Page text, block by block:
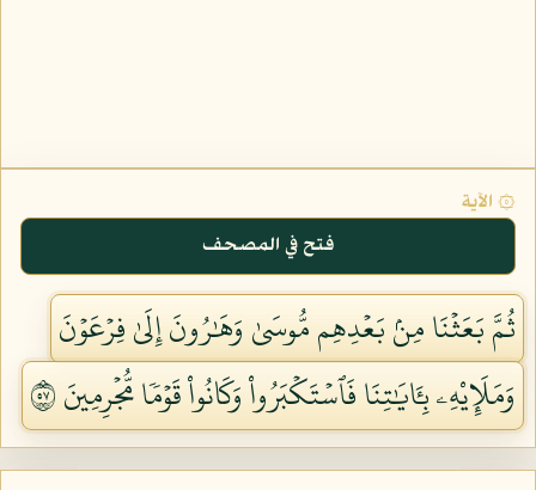
۞ الآية
فتح في المصحف
ثُمَّ بَعَثۡنَا مِنۢ بَعۡدِهِم مُّوسَىٰ وَهَٰرُونَ إِلَىٰ فِرۡعَوۡنَ
وَمَلَإِيْهِۦ بِـَٔايَٰتِنَا فَٱسۡتَكۡبَرُواْ وَكَانُواْ قَوۡمٗا مُّجۡرِمِينَ ٧٥